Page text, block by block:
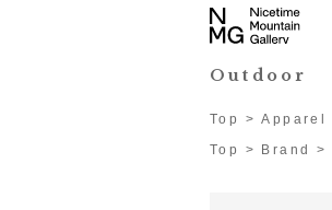
Outdoor
Top >Apparel
Top
> Brand >